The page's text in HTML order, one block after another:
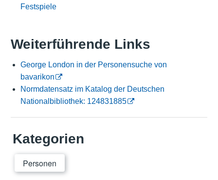
Festspiele
Weiterführende Links
George London in der Personensuche von
bavarikon
Normdatensatz im Katalog der Deutschen
Nationalbibliothek: 124831885
Kategorien
Personen